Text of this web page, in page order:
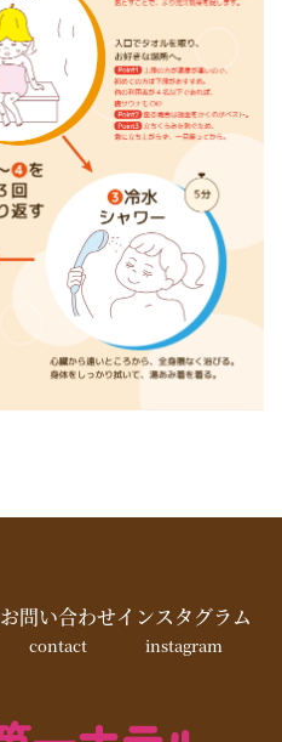
お問い合わせ
contact
インスタグラム
instagram